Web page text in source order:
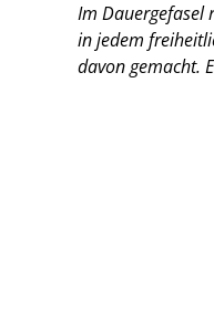
Im Dauergefasel
in jedem
davon gemacht.